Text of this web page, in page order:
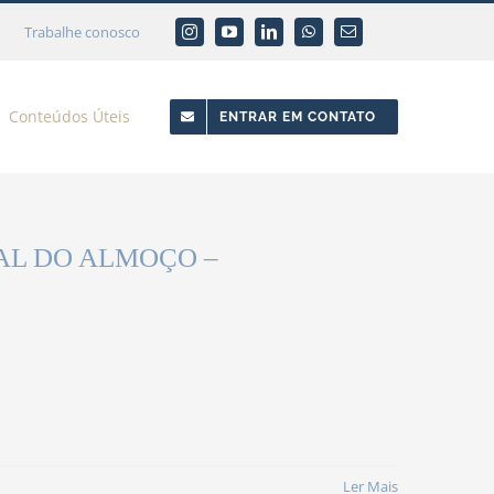
Trabalhe conosco
Conteúdos Úteis ENTRAR EM CONTATO
DO ALMOÇO –
Ler Mais